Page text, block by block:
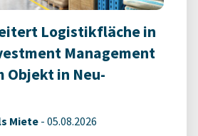
Logistikfläche in
Management
Objekt in Neu-
Miete - 05.08.2026